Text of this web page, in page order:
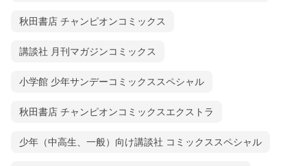
秋田書店 チャンピオンコミックス
講談社 月刊マガジンコミックス
小学館 少年サンデーコミックススペシャル
秋田書店 チャンピオンコミックスエクストラ
少年（中高生、一般）向け講談社 コミックススペシャル